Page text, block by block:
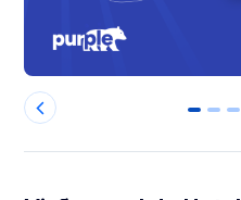
0 1 2